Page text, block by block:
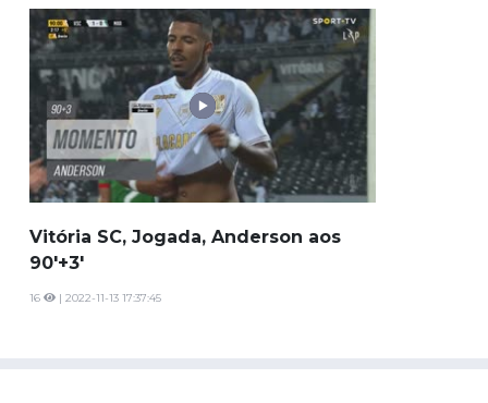
Vitória SC, Jogada, Anderson aos
90'+3'
16 | 2022-11-13 17:37:45